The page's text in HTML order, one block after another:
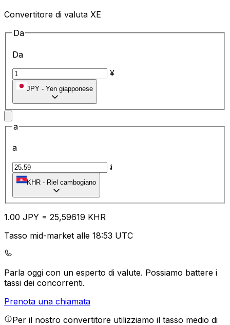
Convertitore di valuta XE
Da
Da
¥
JPY - Yen giapponese
a
a
៛
KHR - Riel cambogiano
1.00 JPY = 25,59619 KHR
Tasso mid-market alle 18:53 UTC
Parla oggi con un esperto di valute. Possiamo battere i
tassi dei concorrenti.
Prenota una chiamata
Per il nostro convertitore utilizziamo il tasso medio di